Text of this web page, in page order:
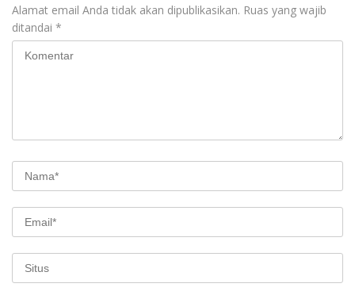
Alamat email Anda tidak akan dipublikasikan. Ruas yang wajib
ditandai *